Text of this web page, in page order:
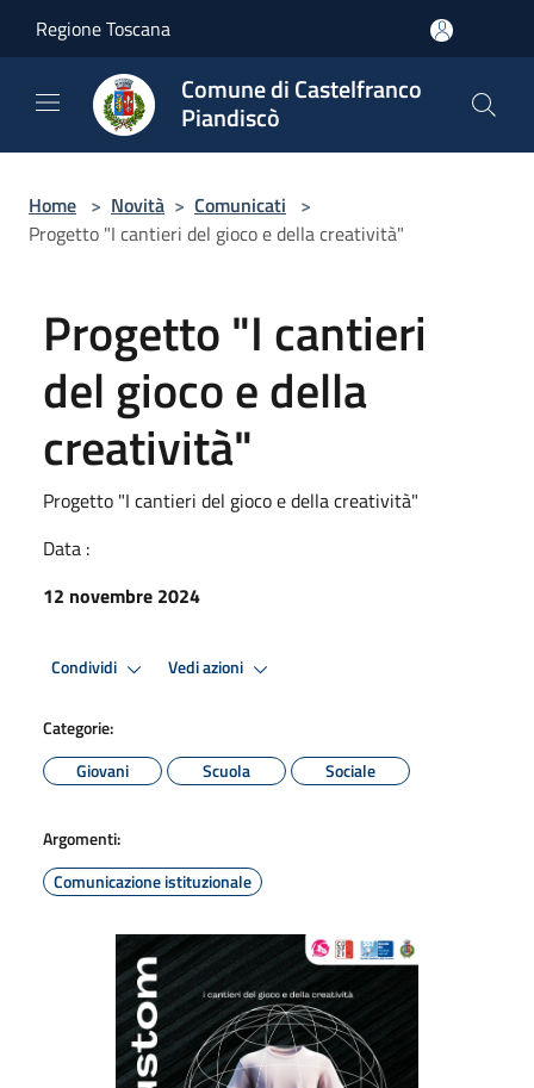
Regione Toscana
Comune di Castelfranco
Piandiscò
Home > Novità > Comunicati >
Progetto "I cantieri del gioco e della creatività"
Progetto "I cantieri
del gioco e della
creatività"
Progetto "I cantieri del gioco e della creatività"
Data :
12 novembre 2024
Condividi Vedi azioni
Categorie:
Giovani
Scuola Sociale
Argomenti:
Comunicazione istituzionale